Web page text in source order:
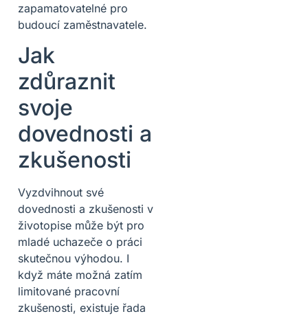
zapamatovatelné pro
budoucí zaměstnavatele.
Jak
zdůraznit
svoje
dovednosti a
zkušenosti
Vyzdvihnout své
dovednosti a zkušenosti v
životopise může být pro
mladé uchazeče o práci
skutečnou výhodou. I
když máte možná zatím
limitované pracovní
zkušenosti, existuje řada